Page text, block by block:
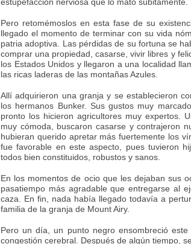
Pero retomémoslos en esta fase de su
llegado el momento de terminar con su vida
patria adoptiva. Las pérdidas de su fortuna se
comprar una propiedad, casarse, vivir libres y
los Estados Unidos y llegaron a una localidad
las ricas laderas de las montañas Azules.
Allí adquirieron una granja y se establecieron
los hermanos Bunker. Sus gustos muy
pronto los hicieron agricultores muy expertos.
muy cómoda, buscaron casarse y contrajeron
hubieran querido apretar más fuertemente los
fue favorable en este aspecto, pues tuvieron
todos bien constituidos, robustos y sanos.
En los momentos de ocio que les dejaban sus
pasatiempo más agradable que entregarse al
caza. En fin, nada había llegado todavía a
familia de la granja de Mount Airy.
Pero un día, un punto negro ensombreció
congestión cerebral. Después de algún tiempo,